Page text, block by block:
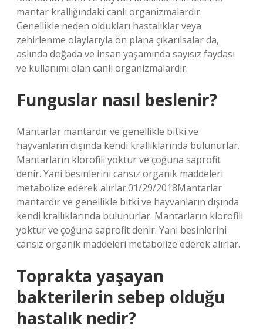
mantar krallığındaki canlı organizmalardır.
Genellikle neden oldukları hastalıklar veya
zehirlenme olaylarıyla ön plana çıkarılsalar da,
aslında doğada ve insan yaşamında sayısız faydası
ve kullanımı olan canlı organizmalardır.
Funguslar nasıl beslenir?
Mantarlar mantardır ve genellikle bitki ve
hayvanların dışında kendi krallıklarında bulunurlar.
Mantarların klorofili yoktur ve çoğuna saprofit
denir. Yani besinlerini cansız organik maddeleri
metabolize ederek alırlar.01/29/2018Mantarlar
mantardır ve genellikle bitki ve hayvanların dışında
kendi krallıklarında bulunurlar. Mantarların klorofili
yoktur ve çoğuna saprofit denir. Yani besinlerini
cansız organik maddeleri metabolize ederek alırlar.
Toprakta yaşayan
bakterilerin sebep olduğu
hastalık nedir?